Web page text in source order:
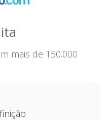
mais de 150.000